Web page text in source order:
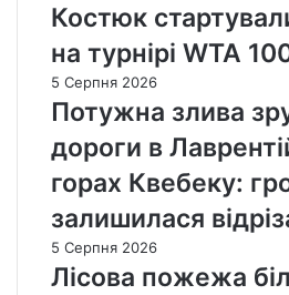
Костюк
на турнірі WTA
5 Серпня 2026
Потужна злива
дороги в
горах Квебеку:
залишилася
5 Серпня 2026
Лісова пожежа